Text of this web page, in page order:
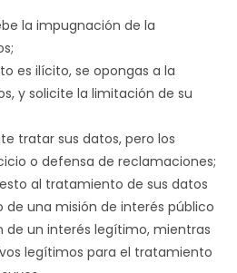
la impugnación de la
es ilícito, se opongas a la
y solicite la limitación de su
tratar sus datos, pero los
o defensa de reclamaciones;
al tratamiento de sus datos
una misión de interés público
de un interés legítimo, mientras
legítimos para el tratamiento